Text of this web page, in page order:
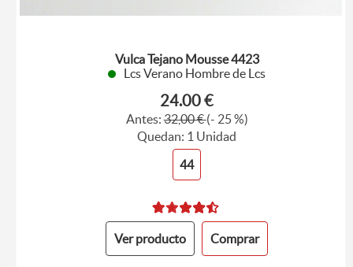
Vulca Tejano Mousse 4423
Lcs Verano Hombre de Lcs
24.00 €
Antes:32,00 €(- 25 %)
Quedan: 1 Unidad
44
Ver producto Comprar